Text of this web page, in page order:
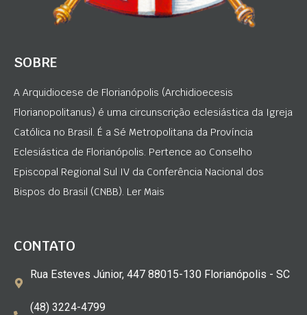
SOBRE
A Arquidiocese de Florianópolis (Archidioecesis
Florianopolitanus) é uma circunscrição eclesiástica da Igreja
Católica no Brasil. É a Sé Metropolitana da Província
Eclesiástica de Florianópolis. Pertence ao Conselho
Episcopal Regional Sul IV da Conferência Nacional dos
Bispos do Brasil (CNBB). Ler Mais
CONTATO
Rua Esteves Júnior, 447 88015-130 Florianópolis - SC
(48) 3224-4799